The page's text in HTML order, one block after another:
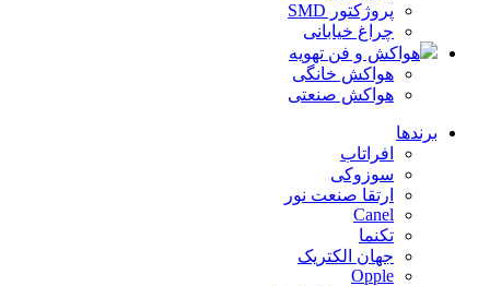
پروژکتور SMD
چراغ خیابانی
هواکش و فن تهویه
هواکش خانگی
هواکش صنعتی
برندها
افراتاب
سوزوکی
ارتقا صنعت نور
Canel
تکنما
جهان الکتریک
Opple